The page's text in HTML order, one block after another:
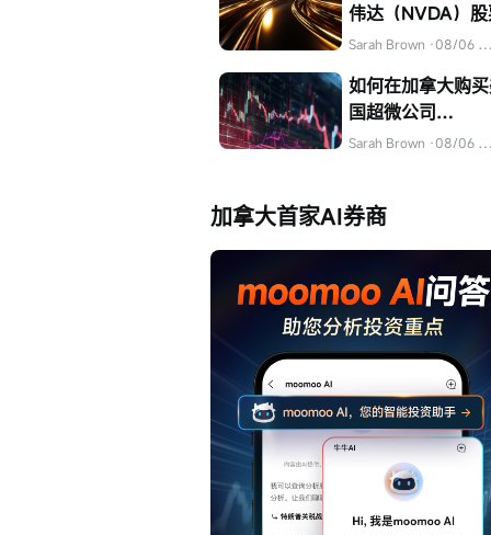
伟达（NVDA）
Sarah Brown ·08/06 04:31
如何在加拿大购
国超微公司
（AMD）的股票
Sarah Brown ·08/06 04:32
加拿大首家AI券商